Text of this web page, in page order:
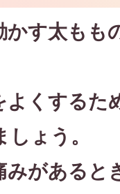
かす太も
よくする
ょう。
みがある